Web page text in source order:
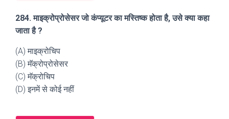
284. माइक्रोप्रोसेसर जो कंप्यूटर का मस्तिष्क होता है, उसे क्या कहा
जाता है ?
(A) माइक्रोचिप
(B) मॅक्रोप्रोसेसर
(C) मॅक्रोचिप
(D) इनमें से कोई नहीं